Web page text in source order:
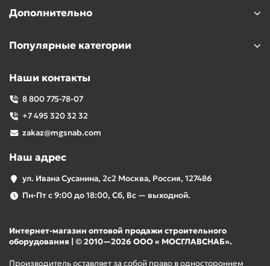
Дополнительно
Популярные категории
Наши контакты
8 800 775-78-07
+7 495 320 32 32
zakaz@mgsnab.com
Наш адрес
ул. Ивана Сусанина, 2с2 Москва, Россия, 127486
Пн-Пт с 9:00 до 18:00, Сб, Вс — выходной.
Интернет-магазин оптовой продажи строительного
оборудования | © 2010—2026 ООО « МОСГЛАВСНАБ».
Производитель оставляет за собой право в одностороннем